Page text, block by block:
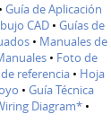
Guía de Aplicación
CAD • Guías de
• Manuales de
• Foto de
referencia • Hoja
• Guía Técnica
Diagram* •